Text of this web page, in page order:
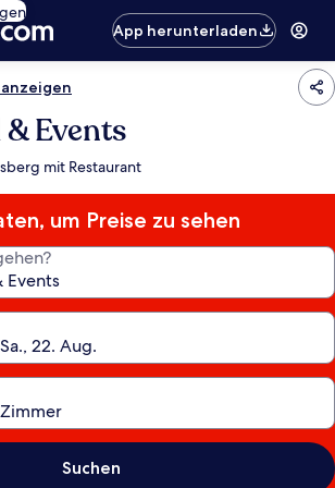
App herunterladen
Events
mit Restaurant
um Preise zu sehen
Suchen